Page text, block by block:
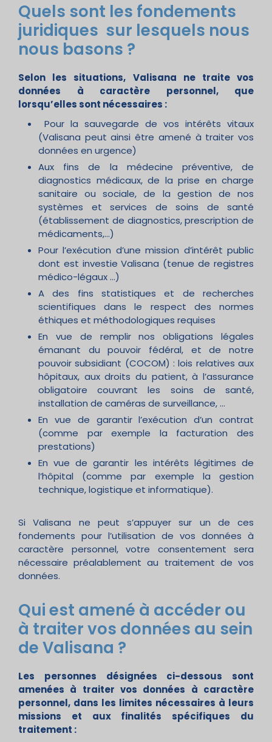
Quels sont les fondements
juridiques sur lesquels nous
nous basons ?
Selon les situations, Valisana ne traite vos
données à caractère personnel, que
lorsqu’elles sont nécessaires :
Pour la sauvegarde de vos intérêts vitaux
(Valisana peut ainsi être amené à traiter vos
données en urgence)
Aux fins de la médecine préventive, de
diagnostics médicaux, de la prise en charge
sanitaire ou sociale, de la gestion de nos
systèmes et services de soins de santé
(établissement de diagnostics, prescription de
médicaments,…)
Pour l’exécution d’une mission d’intérêt public
dont est investie Valisana (tenue de registres
médico-légaux …)
A des fins statistiques et de recherches
scientifiques dans le respect des normes
éthiques et méthodologiques requises
En vue de remplir nos obligations légales
émanant du pouvoir fédéral, et de notre
pouvoir subsidiant (COCOM) : lois relatives aux
hôpitaux, aux droits du patient, à l’assurance
obligatoire couvrant les soins de santé,
installation de caméras de surveillance, …
En vue de garantir l’exécution d’un contrat
(comme par exemple la facturation des
prestations)
En vue de garantir les intérêts légitimes de
l’hôpital (comme par exemple la gestion
technique, logistique et informatique).
Si Valisana ne peut s’appuyer sur un de ces
fondements pour l’utilisation de vos données à
caractère personnel, votre consentement sera
nécessaire préalablement au traitement de vos
données.
Qui est amené à accéder ou
à traiter vos données au sein
de Valisana ?
Les personnes désignées ci-dessous sont
amenées à traiter vos données à caractère
personnel, dans les limites nécessaires à leurs
missions et aux finalités spécifiques du
traitement :